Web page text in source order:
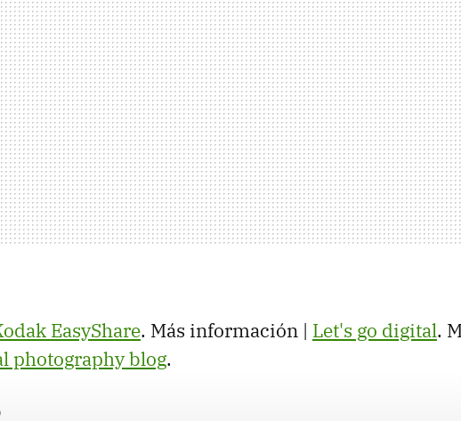
EasyShare. Más información | Let's go digital.
photography blog.